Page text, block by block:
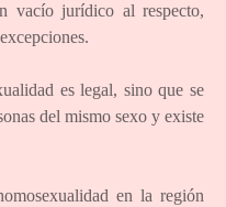
vacío jurídico al respecto,
es legal, sino que se
del mismo sexo y existe
en la región